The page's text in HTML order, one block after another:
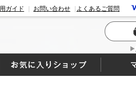
ガイド お問い合わせ よくあるご質問